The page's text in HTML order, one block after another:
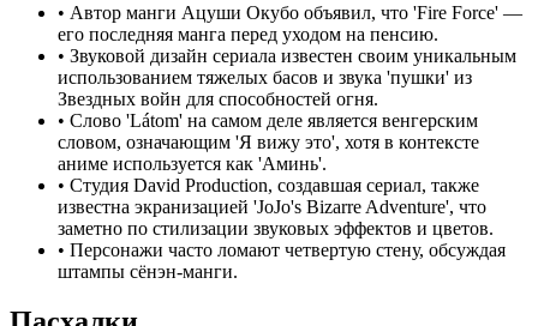
• Автор манги Ацуши Окубо объявил, что 'Fire Force' —
его последняя манга перед уходом на пенсию.
• Звуковой дизайн сериала известен своим уникальным
использованием тяжелых басов и звука 'пушки' из
Звездных войн для способностей огня.
• Слово 'Látom' на самом деле является венгерским
словом, означающим 'Я вижу это', хотя в контексте
аниме используется как 'Аминь'.
• Студия David Production, создавшая сериал, также
известна экранизацией 'JoJo's Bizarre Adventure', что
заметно по стилизации звуковых эффектов и цветов.
• Персонажи часто ломают четвертую стену, обсуждая
штампы сёнэн-манги.